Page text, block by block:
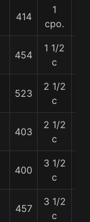
414
1
cpo.
454
1 1/2
c
523
2 1/2
c
403
2 1/2
c
400
3 1/2
c
457
3 1/2
c